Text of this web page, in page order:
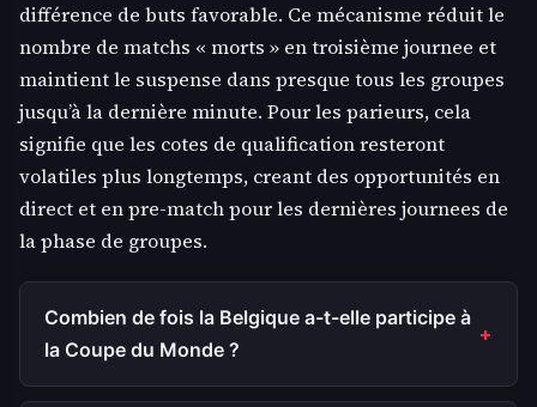
différence de buts favorable. Ce mécanisme réduit le
nombre de matchs « morts » en troisième journee et
maintient le suspense dans presque tous les groupes
jusqu’à la dernière minute. Pour les parieurs, cela
signifie que les cotes de qualification resteront
volatiles plus longtemps, creant des opportunités en
direct et en pre-match pour les dernières journees de
la phase de groupes.
Combien de fois la Belgique a-t-elle participe à
la Coupe du Monde ?